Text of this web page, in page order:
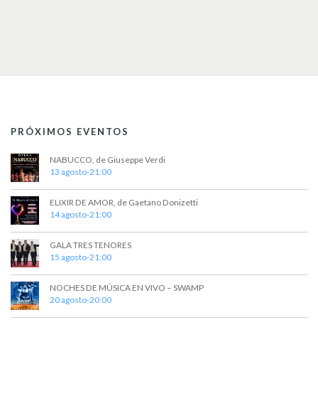
PRÓXIMOS EVENTOS
NABUCCO, de Giuseppe Verdi
13 agosto-21:00
ELIXIR DE AMOR, de Gaetano Donizetti
14 agosto-21:00
GALA TRES TENORES
15 agosto-21:00
NOCHES DE MÚSICA EN VIVO – SWAMP
20 agosto-20:00